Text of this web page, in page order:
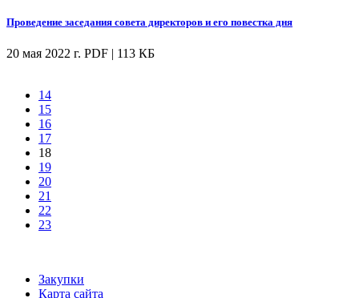
Проведение заседания совета директоров и его повестка дня
20 мая 2022 г. PDF | 113 КБ
14
15
16
17
18
19
20
21
22
23
Закупки
Карта сайта